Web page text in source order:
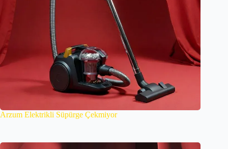
Arzum Elektrikli Süpürge Çekmiyor